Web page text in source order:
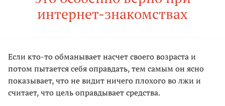
интернет-знакомствах
Если кто-то обманывает насчет своего возраста и
потом пытается себя оправдать, тем самым он ясно
показывает, что не видит ничего плохого во лжи и
считает, что цель оправдывает средства.